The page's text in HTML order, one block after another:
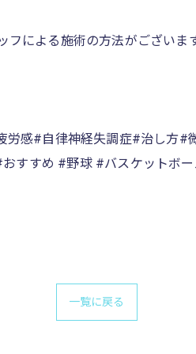
による施術の方法がございま
感#自律神経失調症#治し方
すめ #野球 #バスケットボ
一覧に戻る